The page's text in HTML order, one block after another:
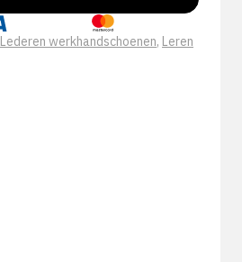
aantal
Lederen werkhandschoenen, Leren